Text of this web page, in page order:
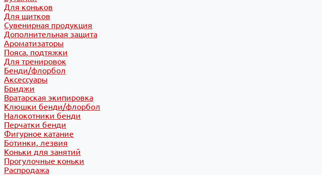
Для коньков
Для щитков
Сувенирная продукция
Дополнительная защита
Ароматизаторы
Пояса, подтяжки
Для тренировок
Бенди/флорбол
Аксессуары
Бриджи
Вратарская экипировка
Клюшки бенди/флорбол
Налокотники бенди
Перчатки бенди
Фигурное катание
Ботинки, лезвия
Коньки для занятий
Прогулочные коньки
Распродажа